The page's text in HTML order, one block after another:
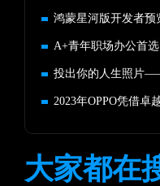
鸿蒙星河版开发者预
A+青年职场办公首选
投出你的人生照片
2023年OPPO凭借卓
大家都在